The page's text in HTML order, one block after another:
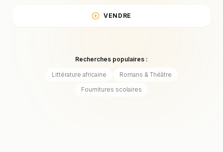
VENDRE
Recherches populaires :
Littérature africaine
Romans & Théâtre
Fournitures scolaires